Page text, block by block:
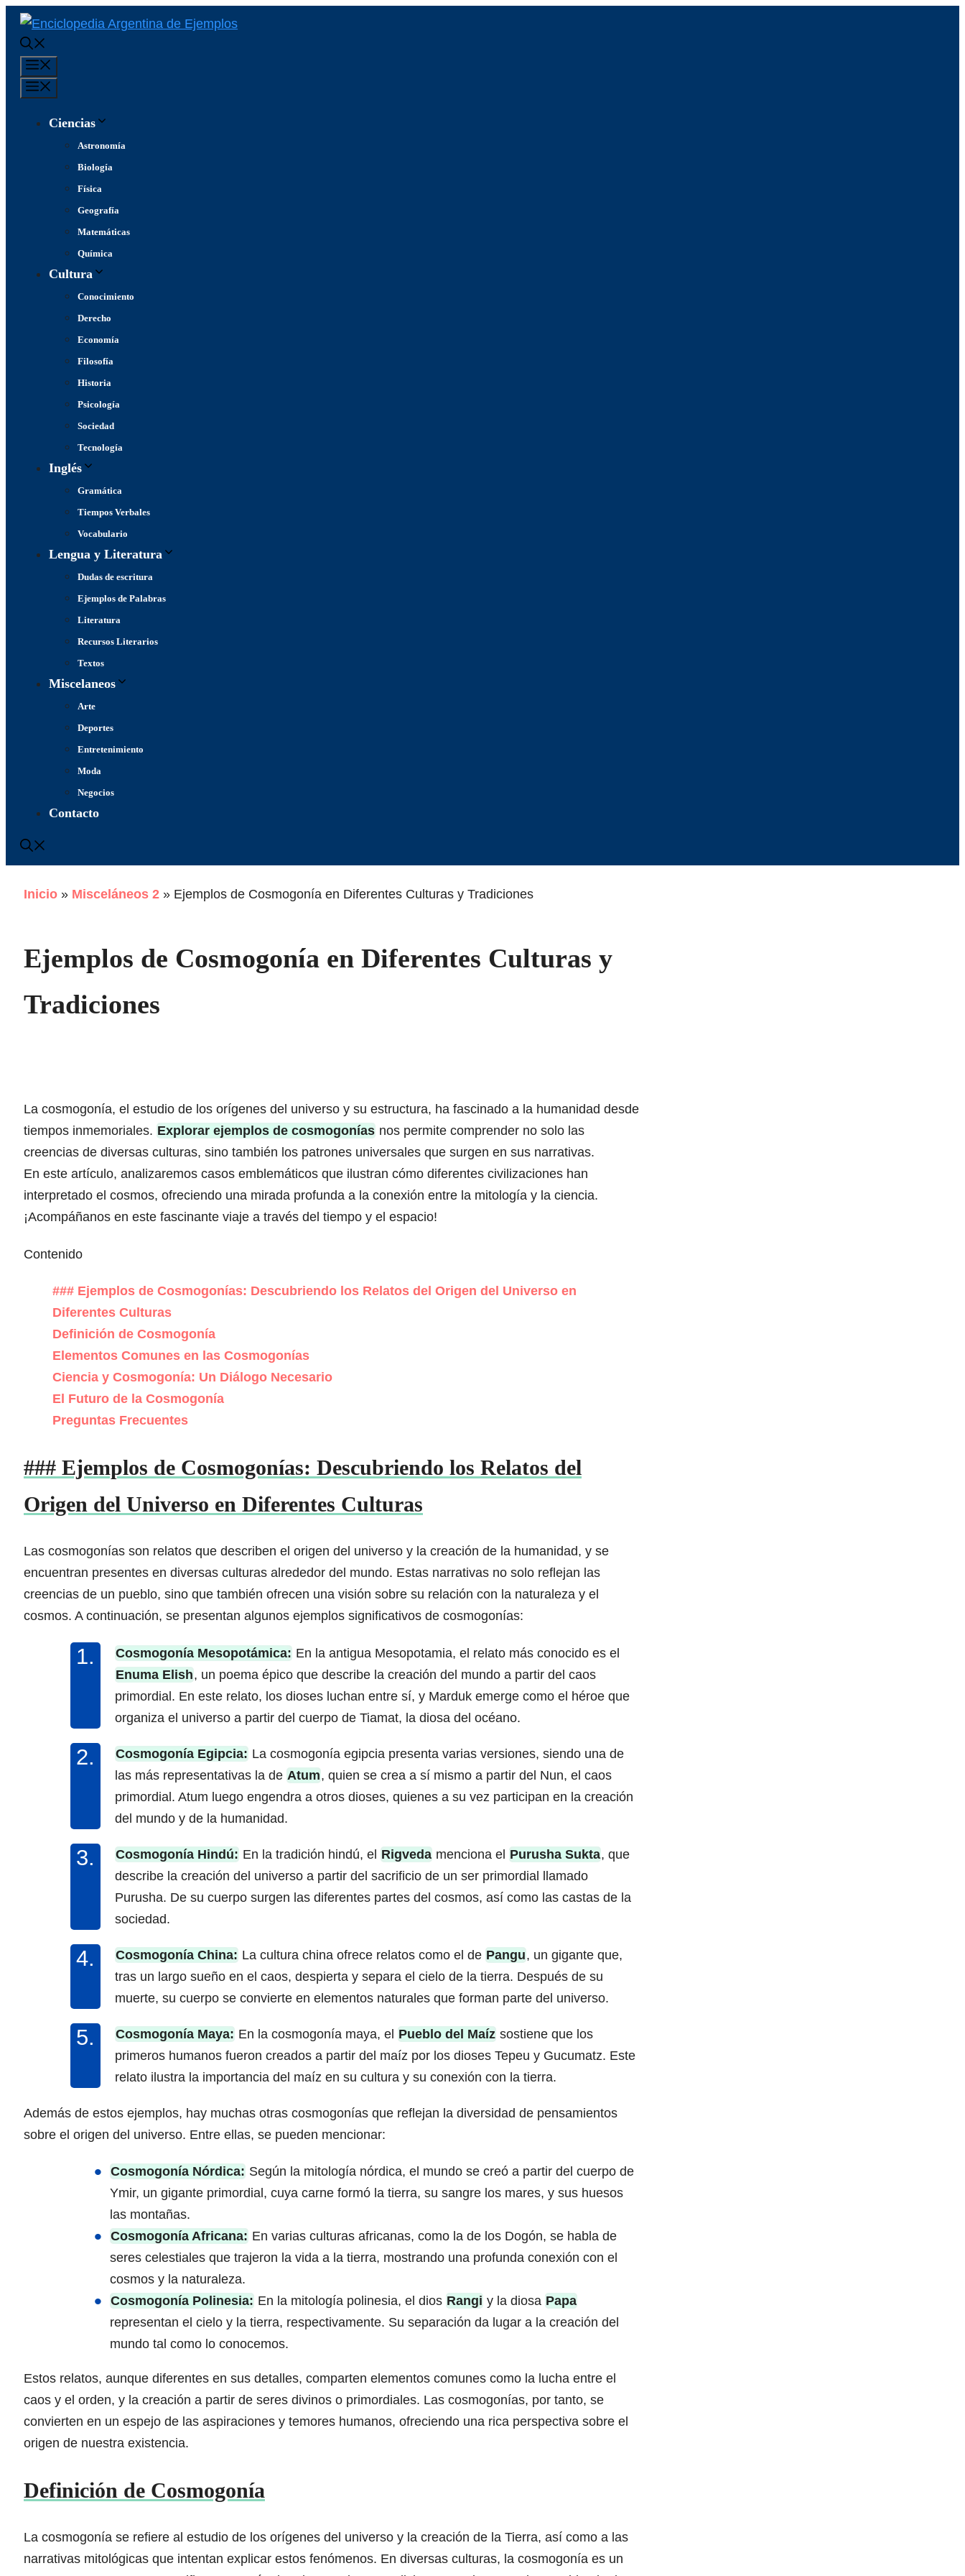
Saltar
contenido
Ciencias
Astronomía
Biología
Física
Geografía
Matemáticas
Química
Cultura
Conocimiento
Derecho
Economía
Filosofía
Historia
Psicología
Sociedad
Tecnología
Inglés
Gramática
Tiempos Verbales
Vocabulario
Lengua y Literatura
Dudas de escritura
Ejemplos de Palabras
Literatura
Recursos Literarios
Textos
Miscelaneos
Arte
Deportes
Entretenimiento
Moda
Negocios
Contacto
Inicio » Misceláneos 2 » Ejemplos de Cosmogonía en Diferentes Culturas y Tradiciones
Ejemplos de Cosmogonía en Diferentes Culturas y
Tradiciones
La cosmogonía, el estudio de los orígenes del universo y su estructura, ha fascinado a la humanidad desde
tiempos inmemoriales. Explorar ejemplos de cosmogonías nos permite comprender no solo las
creencias de diversas culturas, sino también los patrones universales que surgen en sus narrativas.
En este artículo, analizaremos casos emblemáticos que ilustran cómo diferentes civilizaciones han
interpretado el cosmos, ofreciendo una mirada profunda a la conexión entre la mitología y la ciencia.
¡Acompáñanos en este fascinante viaje a través del tiempo y el espacio!
Contenido
### Ejemplos de Cosmogonías: Descubriendo los Relatos del Origen del Universo en
Diferentes Culturas
Definición de Cosmogonía
Elementos Comunes en las Cosmogonías
Ciencia y Cosmogonía: Un Diálogo Necesario
El Futuro de la Cosmogonía
Preguntas Frecuentes
### Ejemplos de Cosmogonías: Descubriendo los Relatos del
Origen del Universo en Diferentes Culturas
Las cosmogonías son relatos que describen el origen del universo y la creación de la humanidad, y se
encuentran presentes en diversas culturas alrededor del mundo. Estas narrativas no solo reflejan las
creencias de un pueblo, sino que también ofrecen una visión sobre su relación con la naturaleza y el
cosmos. A continuación, se presentan algunos ejemplos significativos de cosmogonías:
Cosmogonía Mesopotámica: En la antigua Mesopotamia, el relato más conocido es el
Enuma Elish, un poema épico que describe la creación del mundo a partir del caos
primordial. En este relato, los dioses luchan entre sí, y Marduk emerge como el héroe que
organiza el universo a partir del cuerpo de Tiamat, la diosa del océano.
Cosmogonía Egipcia: La cosmogonía egipcia presenta varias versiones, siendo una de
las más representativas la de Atum, quien se crea a sí mismo a partir del Nun, el caos
primordial. Atum luego engendra a otros dioses, quienes a su vez participan en la creación
del mundo y de la humanidad.
Cosmogonía Hindú: En la tradición hindú, el Rigveda menciona el Purusha Sukta, que
describe la creación del universo a partir del sacrificio de un ser primordial llamado
Purusha. De su cuerpo surgen las diferentes partes del cosmos, así como las castas de la
sociedad.
Cosmogonía China: La cultura china ofrece relatos como el de Pangu, un gigante que,
tras un largo sueño en el caos, despierta y separa el cielo de la tierra. Después de su
muerte, su cuerpo se convierte en elementos naturales que forman parte del universo.
Cosmogonía Maya: En la cosmogonía maya, el Pueblo del Maíz sostiene que los
primeros humanos fueron creados a partir del maíz por los dioses Tepeu y Gucumatz. Este
relato ilustra la importancia del maíz en su cultura y su conexión con la tierra.
Además de estos ejemplos, hay muchas otras cosmogonías que reflejan la diversidad de pensamientos
sobre el origen del universo. Entre ellas, se pueden mencionar:
Cosmogonía Nórdica: Según la mitología nórdica, el mundo se creó a partir del cuerpo de
Ymir, un gigante primordial, cuya carne formó la tierra, su sangre los mares, y sus huesos
las montañas.
Cosmogonía Africana: En varias culturas africanas, como la de los Dogón, se habla de
seres celestiales que trajeron la vida a la tierra, mostrando una profunda conexión con el
cosmos y la naturaleza.
Cosmogonía Polinesia: En la mitología polinesia, el dios Rangi y la diosa Papa
representan el cielo y la tierra, respectivamente. Su separación da lugar a la creación del
mundo tal como lo conocemos.
Estos relatos, aunque diferentes en sus detalles, comparten elementos comunes como la lucha entre el
caos y el orden, y la creación a partir de seres divinos o primordiales. Las cosmogonías, por tanto, se
convierten en un espejo de las aspiraciones y temores humanos, ofreciendo una rica perspectiva sobre el
origen de nuestra existencia.
Definición de Cosmogonía
La cosmogonía se refiere al estudio de los orígenes del universo y la creación de la Tierra, así como a las
narrativas mitológicas que intentan explicar estos fenómenos. En diversas culturas, la cosmogonía es un